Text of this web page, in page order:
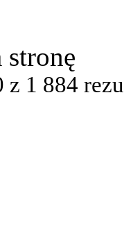
1 884